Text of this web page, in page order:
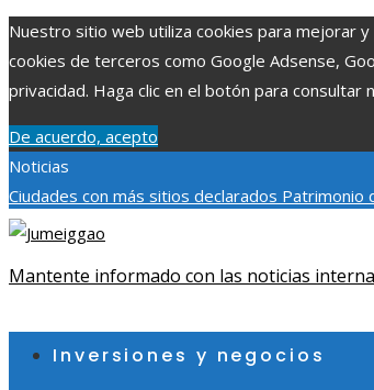
Nuestro sitio web utiliza cookies para mejorar
cookies de terceros como Google Adsense,
privacidad. Haga clic en el botón para consultar
De acuerdo, acepto
Noticias
Ciudades con más sitios declarados Patrimonio
aumentar la inversión productiva y reducir la
viernes, agosto 7
Mantente informado con las noticias
Inversiones y negocios